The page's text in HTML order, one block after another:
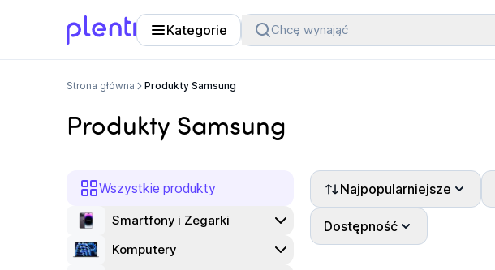
Kategorie Chcę wynająć
Strona główna Produkty Samsung
Produkty Samsung
Wszystkie produkty
Smartfony i Zegarki
Komputery
Najpopularniejsze
Dostępność